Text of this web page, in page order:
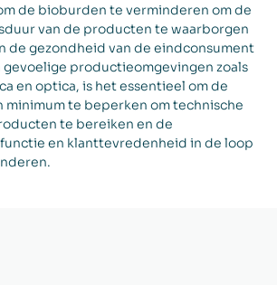
de bioburden te verminderen om de
van de producten te waarborgen
de gezondheid van de eindconsument
gevoelige productieomgevingen zoals
en optica, is het essentieel om de
te beperken om technische
te bereiken en de
en klanttevredenheid in de loop